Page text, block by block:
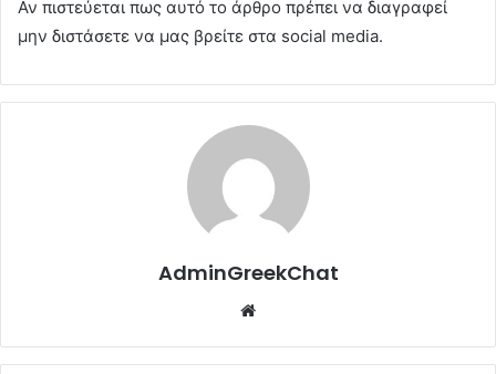
Αν πιστεύεται πως αυτό το άρθρο πρέπει να διαγραφεί
μην διστάσετε να μας βρείτε στα social media.
AdminGreekChat